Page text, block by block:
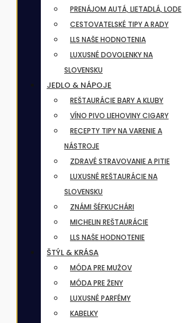
PRENÁJOM AUTÁ, LIETADLÁ, LODE
CESTOVATELSKÉ TIPY A RADY
LLS NAŠE HODNOTENIA
LUXUSNÉ DOVOLENKY NA
SLOVENSKU
JEDLO & NÁPOJE
REŠTAURÁCIE BARY A KLUBY
VÍNO PIVO LIEHOVINY CIGARY
RECEPTY TIPY NA VARENIE A
NÁSTROJE
ZDRAVÉ STRAVOVANIE A PITIE
LUXUSNÉ REŠTAURÁCIE NA
SLOVENSKU
ZNÁMI ŠÉFKUCHÁRI
MICHELIN REŠTAURÁCIE
LLS NAŠE HODNOTENIE
ŠTÝL & KRÁSA
MÓDA PRE MUŽOV
MÓDA PRE ŽENY
LUXUSNÉ PARFÉMY
KABELKY